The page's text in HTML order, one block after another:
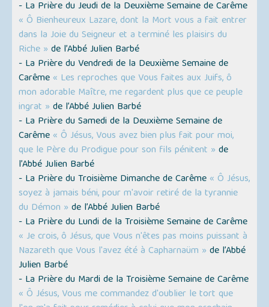
- La Prière du Jeudi de la Deuxième Semaine de Carême
« Ô Bienheureux Lazare, dont la Mort vous a fait entrer
dans la Joie du Seigneur et a terminé les plaisirs du
Riche » de l’Abbé Julien Barbé
- La Prière du Vendredi de la Deuxième Semaine de
Carême « Les reproches que Vous faites aux Juifs, ô
mon adorable Maître, me regardent plus que ce peuple
ingrat » de l’Abbé Julien Barbé
- La Prière du Samedi de la Deuxième Semaine de
Carême « Ô Jésus, Vous avez bien plus fait pour moi,
que le Père du Prodigue pour son fils pénitent » de
l’Abbé Julien Barbé
- La Prière du Troisième Dimanche de Carême « Ô Jésus,
soyez à jamais béni, pour m'avoir retiré de la tyrannie
du Démon » de l’Abbé Julien Barbé
- La Prière du Lundi de la Troisième Semaine de Carême
« Je crois, ô Jésus, que Vous n'êtes pas moins puissant à
Nazareth que Vous l'avez été à Capharnaüm » de l’Abbé
Julien Barbé
- La Prière du Mardi de la Troisième Semaine de Carême
« Ô Jésus, Vous me commandez d'oublier le tort que